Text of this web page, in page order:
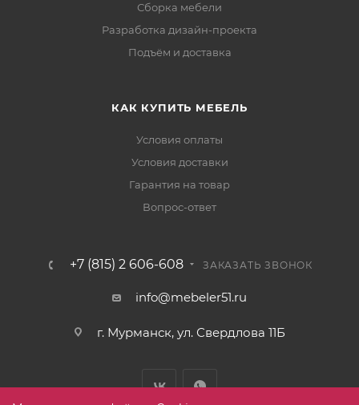
Сборка мебели
Разработка дизайн-проекта
Подъём и доставка
КАК КУПИТЬ МЕБЕЛЬ
Условия оплаты
Условия доставки
Гарантия на товар
Вопрос-ответ
+7 (815) 2 606-608 ЗАКАЗАТЬ ЗВОНОК
info@mebeler51.ru
г. Мурманск, ул. Свердлова 11Б